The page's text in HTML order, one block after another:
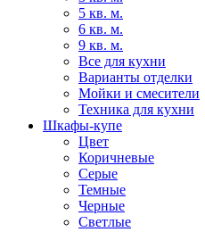
5 кв. м.
6 кв. м.
9 кв. м.
Все для кухни
Варианты отделки
Мойки и смесители
Техника для кухни
Шкафы-купе
Цвет
Коричневые
Серые
Темные
Черные
Светлые